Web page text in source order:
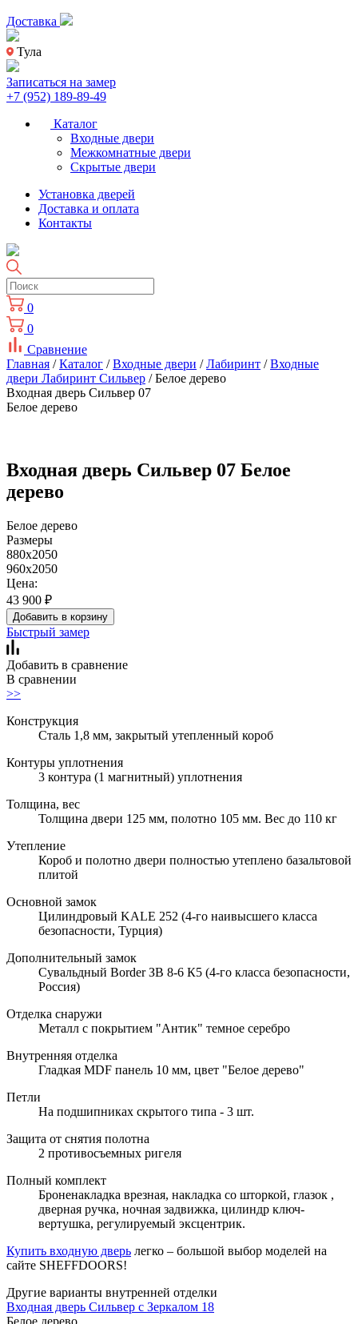
Доставка
Тула
Записаться на замер
+7 (952) 189-89-49
Каталог
Входные двери
Межкомнатные двери
Скрытые двери
Установка дверей
Доставка и оплата
Контакты
0
0
Сравнение
Главная /Каталог /Входные двери /Лабиринт /Входные
двери Лабиринт Сильвер / Белое дерево
Входная дверь Сильвер 07
Белое дерево
Входная дверь Сильвер 07 Белое
дерево
Белое дерево
Размеры
880x2050
960x2050
Цена:
43 900 ₽
Добавить в корзину
Быстрый замер
Добавить в сравнение
В сравнении
>>
Конструкция
Сталь 1,8 мм, закрытый утепленный короб
Контуры уплотнения
3 контура (1 магнитный) уплотнения
Толщина, вес
Толщина двери 125 мм, полотно 105 мм. Вес до 110 кг
Утепление
Короб и полотно двери полностью утеплено базальтовой
плитой
Основной замок
Цилиндровый KALE 252 (4-го наивысшего класса
безопасности, Турция)
Дополнительный замок
Сувальдный Border ЗВ 8-6 К5 (4-го класса безопасности,
Россия)
Отделка снаружи
Металл с покрытием "Антик" темное серебро
Внутренняя отделка
Гладкая MDF панель 10 мм, цвет "Белое дерево"
Петли
На подшипниках скрытого типа - 3 шт.
Защита от снятия полотна
2 противосъемных ригеля
Полный комплект
Броненакладка врезная, накладка со шторкой, глазок ,
дверная ручка, ночная задвижка, цилиндр ключ-
вертушка, регулируемый эксцентрик.
Купить входную дверь легко – большой выбор моделей на
сайте SHEFFDOORS!
Другие варианты внутренней отделки
Входная дверь Сильвер с Зеркалом 18
Белое дерево